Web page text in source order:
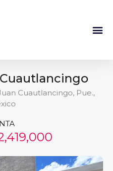
Cuautlancingo, Pue.,